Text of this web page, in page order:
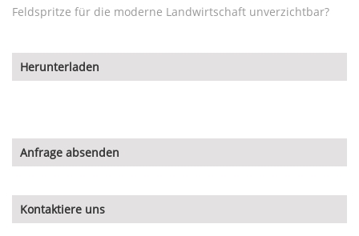
Feldspritze für die moderne Landwirtschaft unverzichtbar?
Herunterladen
Anfrage absenden
Kontaktiere uns